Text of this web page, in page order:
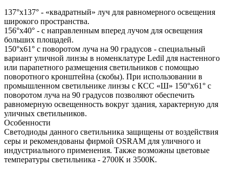
137°х137° - «квадратный» луч для равномерного освещения
широкого пространства.
156°х40° - с направленным вперед лучом для освещения
больших площадей.
150°х61° с поворотом луча на 90 градусов - специальный
вариант уличной линзы в номенклатуре Ledil для настенного
или парапетного размещения светильников с помощью
поворотного кронштейна (скобы). При использовании в
промышленном светильнике линзы с КСС «Ш» 150°х61° с
поворотом луча на 90 градусов позволяют обеспечить
равномерную освещенность вокруг здания, характерную для
уличных светильников.
Особенности
Светодиоды данного светильника защищены от воздействия
серы и рекомендованы фирмой OSRAM для уличного и
индустриального применения. Также возможны цветовые
температуры светильника - 2700К и 3500К.